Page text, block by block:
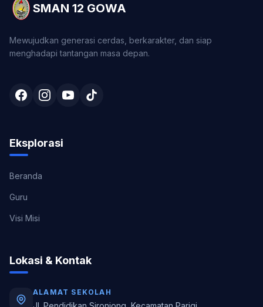
SMAN 12 GOWA
Mewujudkan generasi cerdas, berkarakter, dan siap
menghadapi tantangan masa depan.
Eksplorasi
Beranda
Guru
Visi Misi
Lokasi & Kontak
ALAMAT SEKOLAH